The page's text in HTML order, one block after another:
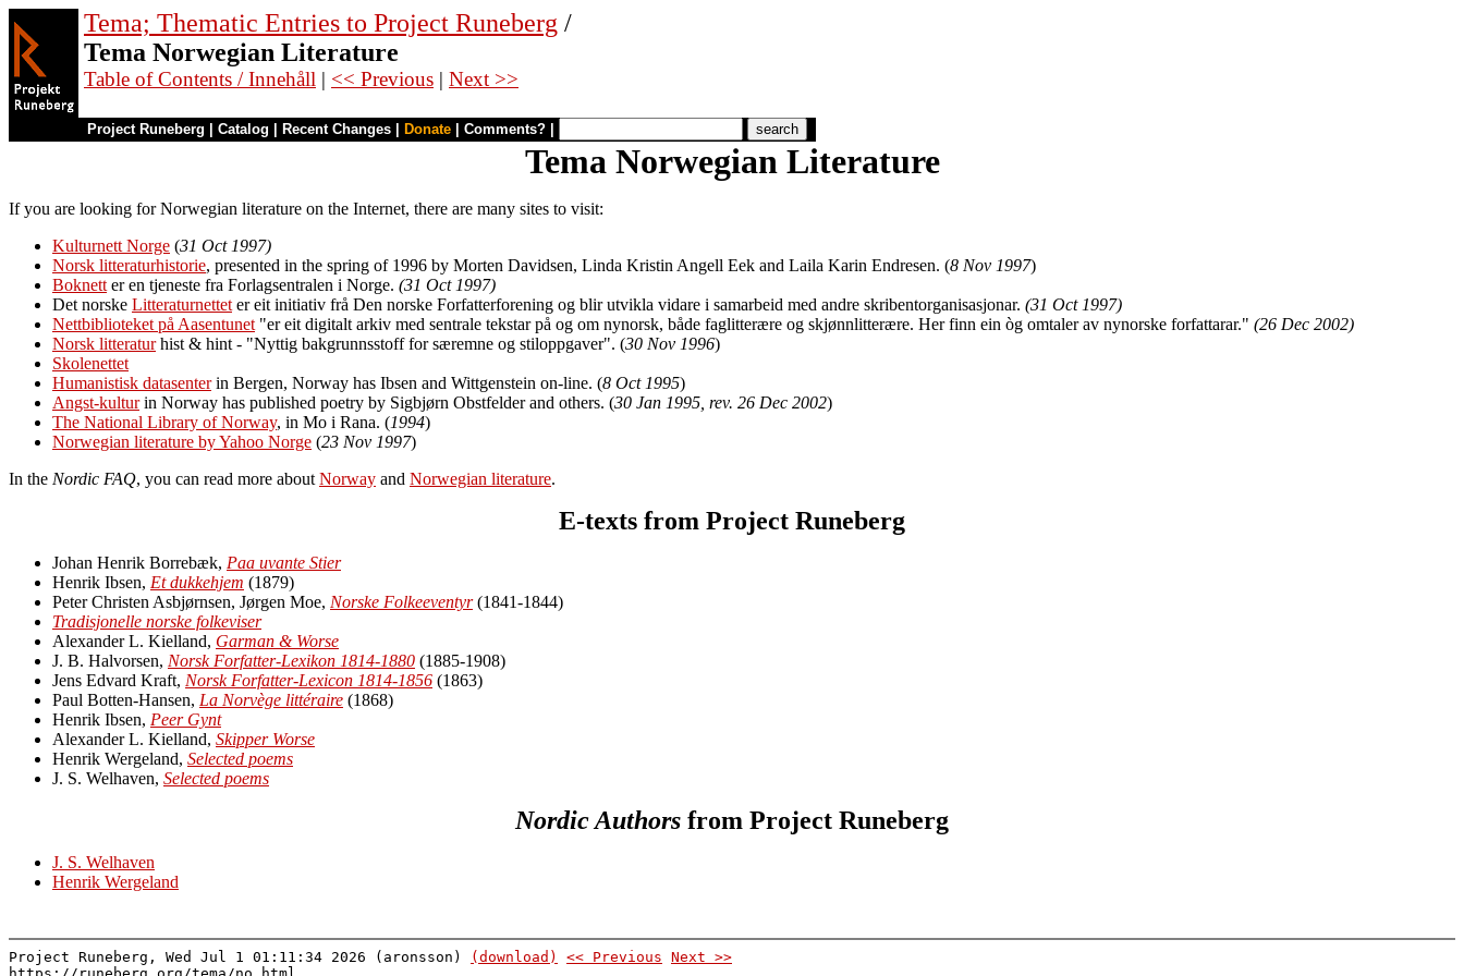
Tema; Thematic Entries to Project Runeberg /
Tema Norwegian Literature
Table of Contents / Innehåll | << Previous | Next >>
Project Runeberg Catalog Recent Changes Donate Comments?
Tema Norwegian Literature
If you are looking for Norwegian literature on the Internet, there are many sites to visit:
Kulturnett Norge (31 Oct 1997)
Norsk litteraturhistorie, presented in the spring of 1996 by Morten Davidsen, Linda Kristin Angell Eek and Laila Karin Endresen. (8 Nov 1997)
Boknett er en tjeneste fra Forlagsentralen i Norge. (31 Oct 1997)
Det norske Litteraturnettet er eit initiativ frå Den norske Forfatterforening og blir utvikla vidare i samarbeid med andre skribentorganisasjonar. (31 Oct 1997)
Nettbiblioteket på Aasentunet "er eit digitalt arkiv med sentrale tekstar på og om nynorsk, både faglitterære og skjønnlitterære. Her finn ein òg omtaler av nynorske forfattarar." (26 Dec 2002)
Norsk litteraturhist & hint - "Nyttig bakgrunnsstoff for særemne og stiloppgaver". (30 Nov 1996)
Skolenettet
Humanistisk datasenterin Bergen, Norway has Ibsen and Wittgenstein on-line. (8 Oct 1995)
Angst-kulturin Norway has published poetry by Sigbjørn Obstfelder and others. (30 Jan 1995, rev. 26 Dec 2002)
The National Library of Norway, in Mo i Rana. (1994)
Norwegian literature by Yahoo Norge (23 Nov 1997)
In the Nordic FAQ, you can read more about Norway and Norwegian literature.
E-texts from Project Runeberg
Johan Henrik Borrebæk, Paa uvante Stier
Henrik Ibsen, Et dukkehjem (1879)
Peter Christen Asbjørnsen, Jørgen Moe, Norske Folkeeventyr(1841-1844)
Tradisjonelle norske folkeviser
Alexander L. Kielland, Garman & Worse
J. B. Halvorsen, Norsk Forfatter-Lexikon 1814-1880 (1885-1908)
Jens Edvard Kraft, Norsk Forfatter-Lexicon 1814-1856 (1863)
Paul Botten-Hansen, La Norvège littéraire (1868)
Henrik Ibsen, Peer Gynt
Alexander L. Kielland, Skipper Worse
Henrik Wergeland, Selected poems
J. S. Welhaven, Selected poems
Nordic Authors from Project Runeberg
J. S. Welhaven
Henrik Wergeland
Project Runeberg, Wed Jul 1 01:11:34 2026 (aronsson) (download) << Previous Next >>